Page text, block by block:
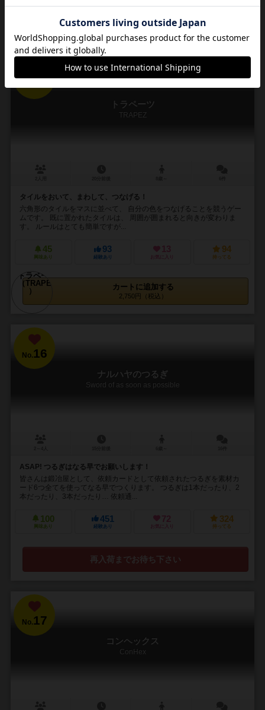
再入荷までお待ち下さい
トラペーツ
TRAPEZ
タイルをおいて、まわして、つなげる！
六角形のタイルをマスに並べて、 自分の色をつなげることを競うゲー
ムです。 既に置かれたタイルは、 周囲が囲まれると向きが変わりま
す。 ルールはとても簡単ですが...
45
興味あり
93
経験あり
13
お気に入り
94
持ってる
カートに追加する
2,750円（税込）
No. 16
ナルハヤのつるぎ
Sword of as soon as possible
ASAP! つるぎはなる早でお願いします！
皆さんは鍛冶屋として、依頼カードとして依頼されたつるぎを素材カ
ード6つ全てを使ってなる早でつくります。 つるぎは1本だったり、2
本だったり、3本だったり… 依頼通...
100
興味あり
451
経験あり
72
お気に入り
324
持ってる
再入荷までお待ち下さい
No.17
コンヘックス
ConHex